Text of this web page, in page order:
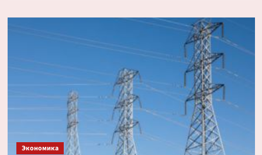
Эксперт
существовать
другими
видами
валюты
Экономика